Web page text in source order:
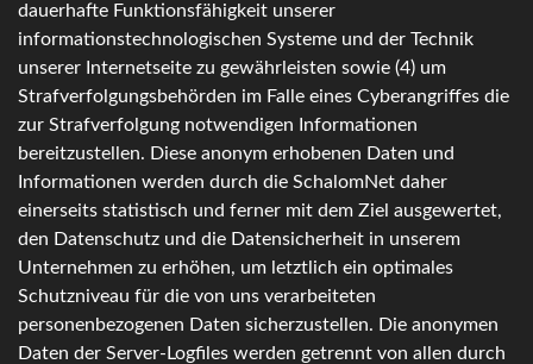
dauerhafte Funktionsfähigkeit unserer
informationstechnologischen Systeme und der Technik
unserer Internetseite zu gewährleisten sowie (4) um
Strafverfolgungsbehörden im Falle eines Cyberangriffes die
zur Strafverfolgung notwendigen Informationen
bereitzustellen. Diese anonym erhobenen Daten und
Informationen werden durch die SchalomNet daher
einerseits statistisch und ferner mit dem Ziel ausgewertet,
den Datenschutz und die Datensicherheit in unserem
Unternehmen zu erhöhen, um letztlich ein optimales
Schutzniveau für die von uns verarbeiteten
personenbezogenen Daten sicherzustellen. Die anonymen
Daten der Server-Logfiles werden getrennt von allen durch